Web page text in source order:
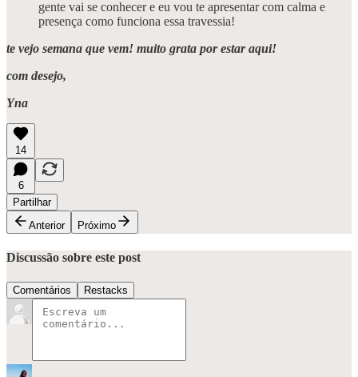
gente vai se conhecer e eu vou te apresentar com calma e
presença como funciona essa travessia!
te vejo semana que vem! muito grata por estar aqui!
com desejo,
Yna
14
6
Partilhar
Anterior
Próximo
Discussão sobre este post
Comentários Restacks